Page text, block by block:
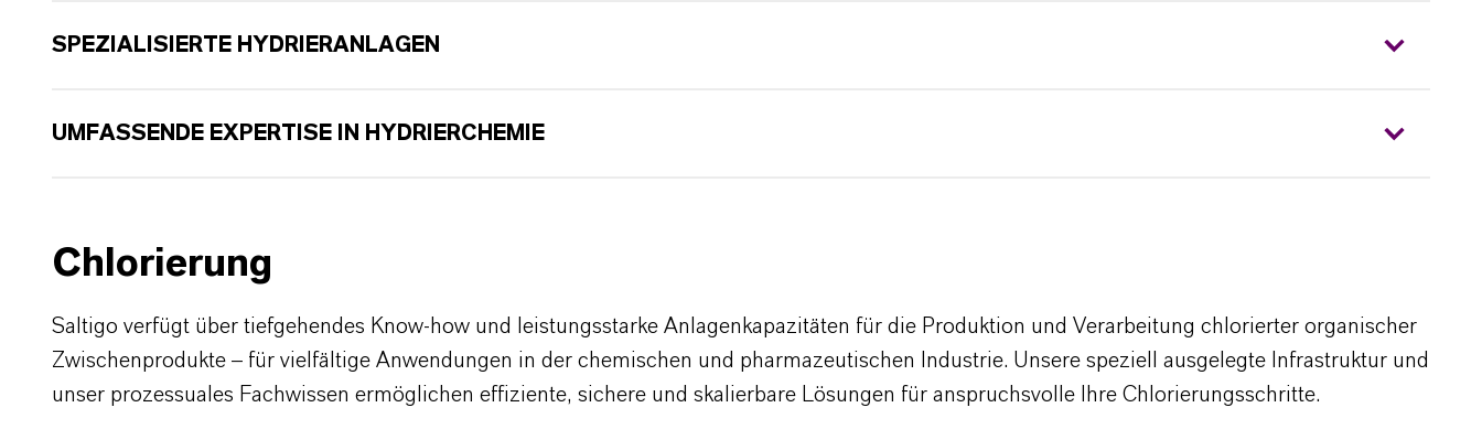
SPEZIALISIERTE HYDRIERANLAGEN
UMFASSENDE EXPERTISE IN HYDRIERCHEMIE
Chlorierung
Saltigo verfügt über tiefgehendes Know-how und leistungsstarke Anlagenkapazitäten für die Produktion und Verarbeitung chlorierter organischer
Zwischenprodukte – für vielfältige Anwendungen in der chemischen und pharmazeutischen Industrie. Unsere speziell ausgelegte Infrastruktur und
unser prozessuales Fachwissen ermöglichen effiziente, sichere und skalierbare Lösungen für anspruchsvolle Ihre Chlorierungsschritte.